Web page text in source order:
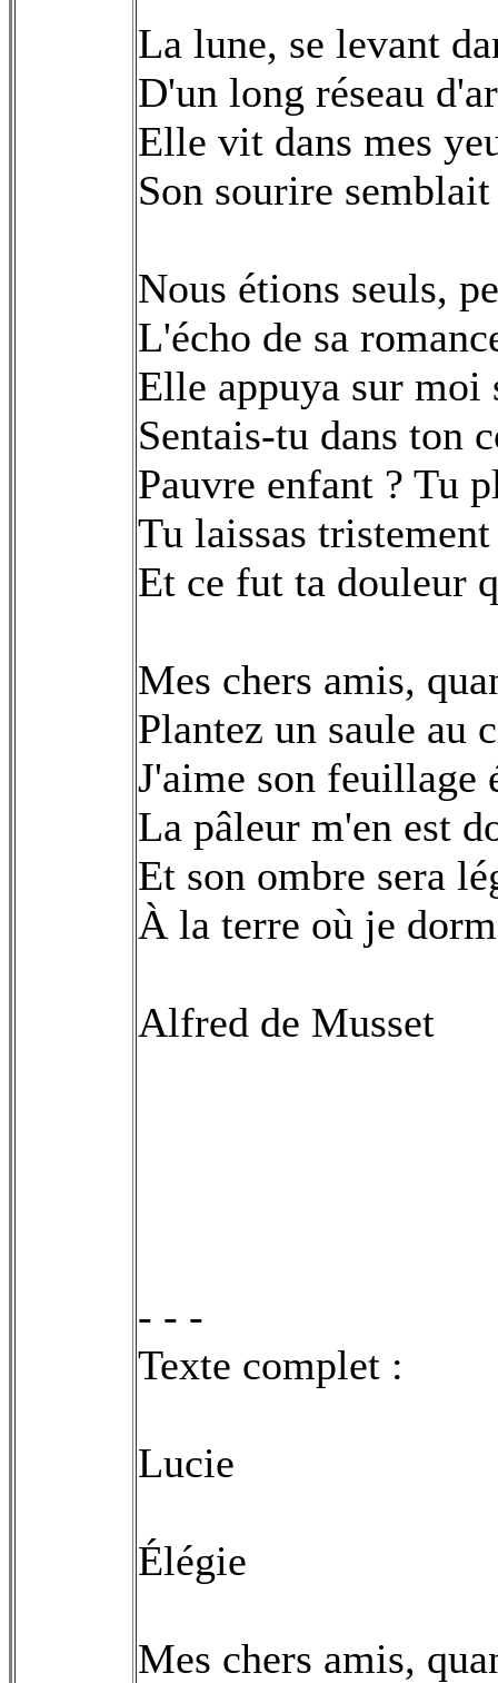
La lune, se levant
D'un long réseau
Elle vit dans mes
Son sourire
Nous étions seuls,
L'écho de sa
Elle appuya sur moi
Sentais-tu dans ton
Pauvre enfant ? Tu
Tu laissas
Et ce fut ta douleur
Mes chers amis,
Plantez un saule au
J'aime son feuillage
La pâleur m'en est
Et son ombre sera
À la terre où je
Alfred de Musset
- - -
Texte complet :
Lucie
Élégie
Mes chers amis,